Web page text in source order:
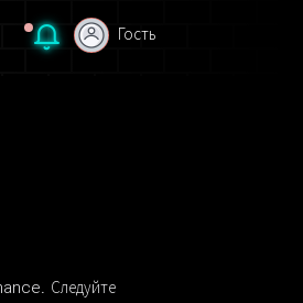
Гость
Следуйте